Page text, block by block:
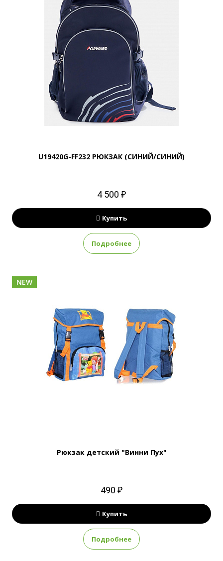
U19420G-FF232 РЮКЗАК (СИНИЙ/СИНИЙ)
4 500 ₽
Купить
Подробнее
NEW
Рюкзак детский "Винни Пух"
490 ₽
Купить
Подробнее